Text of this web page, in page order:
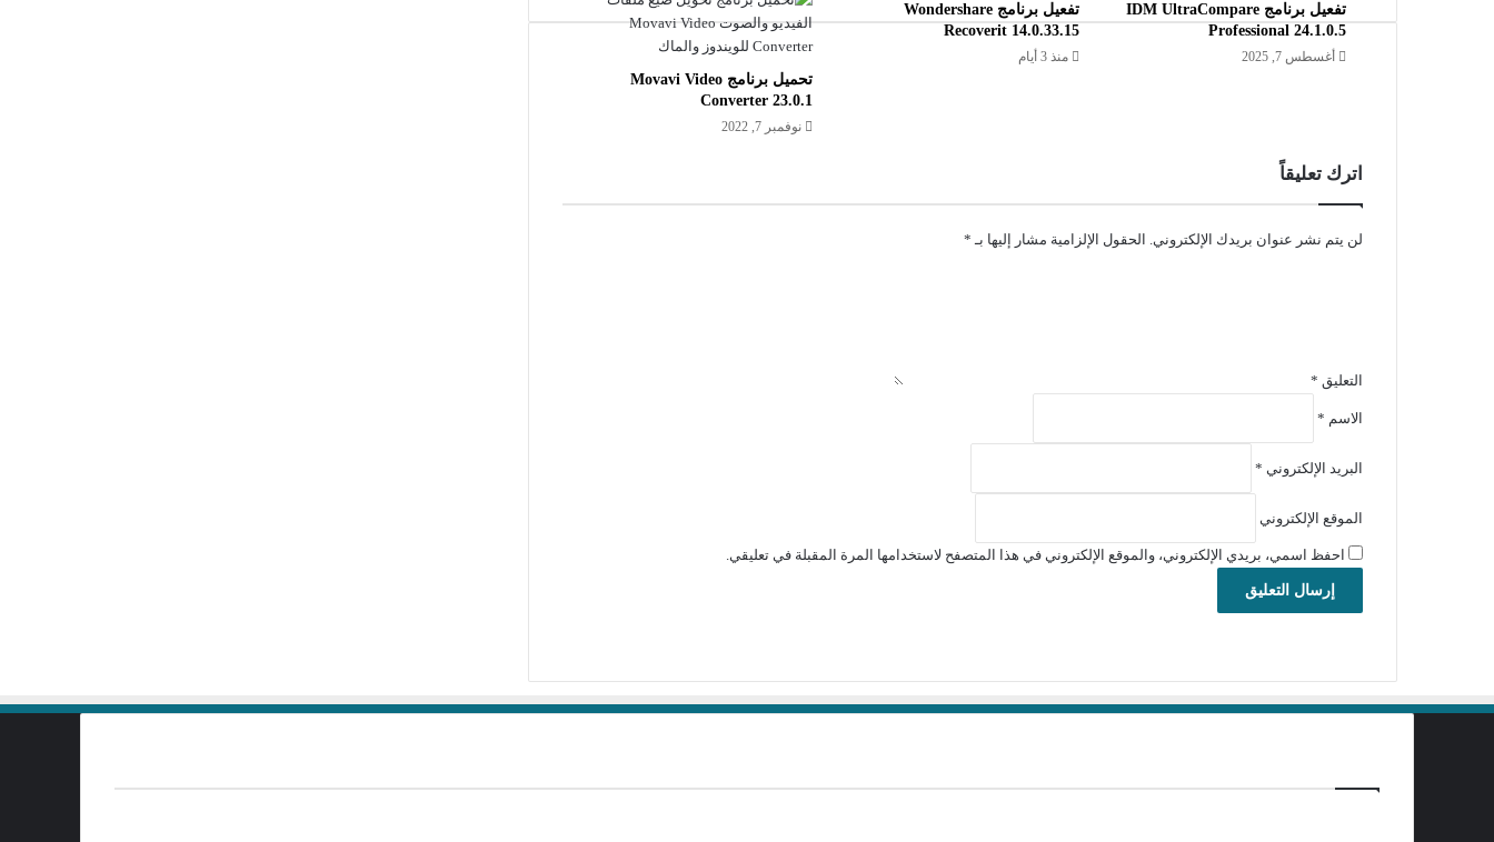
تفعيل برنامج IDM UltraCompare
Professional 24.1.0.5
أغسطس 7, 2025
تفعيل برنامج Wondershare
Recoverit 14.0.33.15
منذ 3 أيام
تحميل برنامج Movavi Video
Converter 23.0.1
نوفمبر 7, 2022
اترك تعليقاً
لن يتم نشر عنوان بريدك الإلكتروني. الحقول الإلزامية مشار إليها بـ *
التعليق *
الاسم *
البريد الإلكتروني *
الموقع الإلكتروني
احفظ اسمي، بريدي الإلكتروني، والموقع الإلكتروني في هذا المتصفح لاستخدامها المرة المقبلة في تعليقي.